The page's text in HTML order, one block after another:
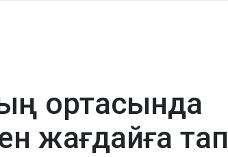
ортасында
жағдайға тап